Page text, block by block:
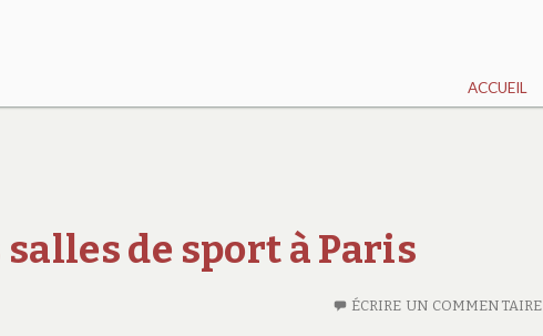
ACCUEIL
de sport à Paris
ÉCRIRE UN COMMENTAIRE